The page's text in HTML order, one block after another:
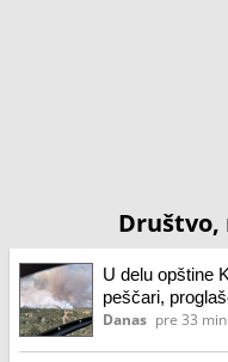
Društvo,
U delu opštine
peščari,
Danas pre 33